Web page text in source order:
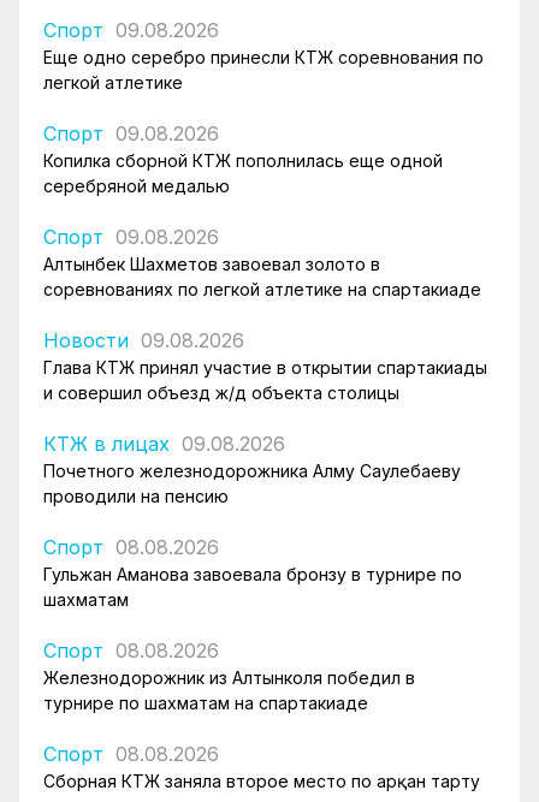
Спорт 09.08.2026
Еще одно серебро принесли КТЖ соревнования по
легкой атлетике
Спорт 09.08.2026
Копилка сборной КТЖ пополнилась еще одной
серебряной медалью
Спорт 09.08.2026
Алтынбек Шахметов завоевал золото в
соревнованиях по легкой атлетике на спартакиаде
Новости 09.08.2026
Глава КТЖ принял участие в открытии спартакиады
и совершил объезд ж/д объекта столицы
КТЖ в лицах 09.08.2026
Почетного железнодорожника Алму Саулебаеву
проводили на пенсию
Спорт 08.08.2026
Гульжан Аманова завоевала бронзу в турнире по
шахматам
Спорт 08.08.2026
Железнодорожник из Алтынколя победил в
турнире по шахматам на спартакиаде
Спорт 08.08.2026
Сборная КТЖ заняла второе место по арқан тарту